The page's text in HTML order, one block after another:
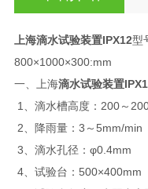
上海滴水试验装置IPX12型
800×1000×300:mm
一、上海滴水试验装置
1、滴水槽高度：200～
2、降雨量：3～5mm/min
3、滴水孔径：φ0.4mm
4、试验台：500×400mm